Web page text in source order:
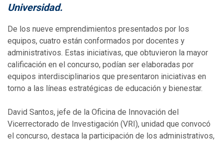
Universidad.
De los nueve emprendimientos presentados por los
equipos, cuatro están conformados por docentes y
administrativos. Estas iniciativas, que obtuvieron la mayor
calificación en el concurso, podían ser elaboradas por
equipos interdisciplinarios que presentaron iniciativas en
torno a las líneas estratégicas de educación y bienestar.
David Santos, jefe de la Oficina de Innovación del
Vicerrectorado de Investigación (VRI), unidad que convocó
el concurso, destaca la participación de los administrativos,